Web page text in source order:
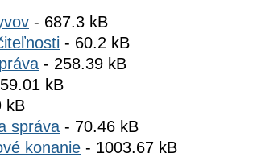
- 687.3 kB
- 60.2 kB
- 258.39 kB
kB
kB
správa - 70.46 kB
konanie - 1003.67 kB